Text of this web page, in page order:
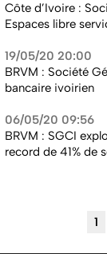
Côte d’Ivoire :
Espaces libre
19/05/20 20:00
BRVM : Société
bancaire ivoirien
06/05/20 09:56
BRVM : SGCI
record de 41% de
1